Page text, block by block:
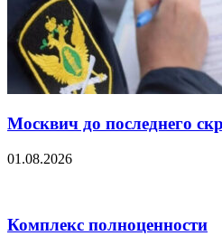
Москвич до последнего
01.08.2026
Комплекс полноценности